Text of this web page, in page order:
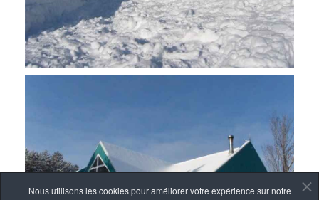
Nous utilisons les cookies pour améliorer votre expérience sur notre